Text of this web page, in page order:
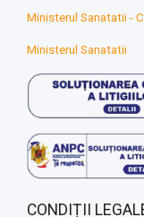
Ministerul Sanatatii -
Ministerul Sanatatii
CONDIȚII